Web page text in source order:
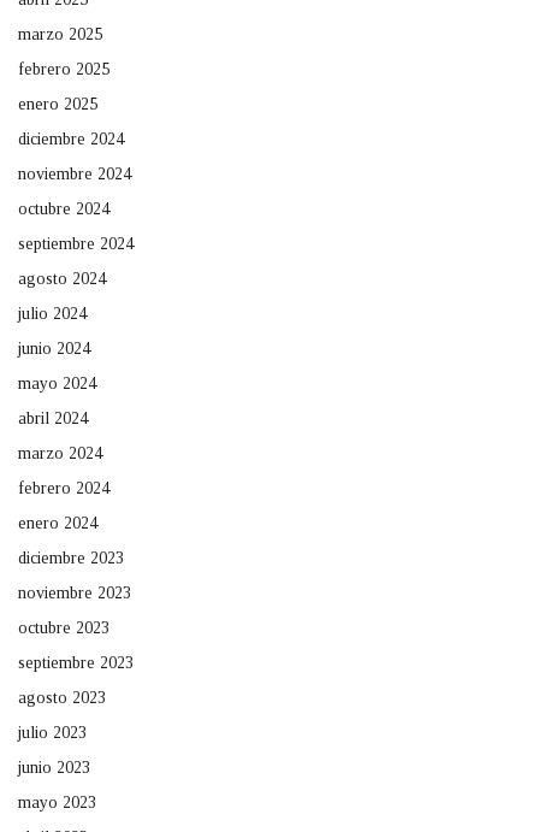
marzo 2025
febrero 2025
enero 2025
diciembre 2024
noviembre 2024
octubre 2024
septiembre 2024
agosto 2024
julio 2024
junio 2024
mayo 2024
abril 2024
marzo 2024
febrero 2024
enero 2024
diciembre 2023
noviembre 2023
octubre 2023
septiembre 2023
agosto 2023
julio 2023
junio 2023
mayo 2023